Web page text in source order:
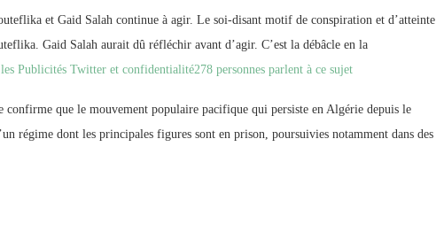
et Gaid Salah continue à agir. Le soi-disant motif de conspiration et d’atteinte
Gaid Salah aurait dû réfléchir avant d’agir. C’est la débâcle en la
Publicités Twitter et confidentialité278 personnes parlent à ce sujet
confirme que le mouvement populaire pacifique qui persiste en Algérie depuis le
régime dont les principales figures sont en prison, poursuivies notamment dans des